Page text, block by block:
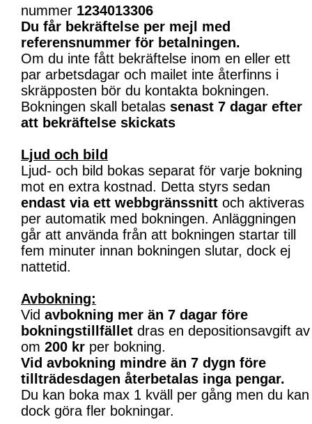
nummer 1234013306
Du får bekräftelse per mejl med
referensnummer för betalningen.
Om du inte fått bekräftelse inom en eller ett
par arbetsdagar och mailet inte återfinns i
skräpposten bör du kontakta bokningen.
Bokningen skall betalas senast 7 dagar efter
att bekräftelse skickats
Ljud och bild
Ljud- och bild bokas separat för varje bokning
mot en extra kostnad. Detta styrs sedan
endast via ett webbgränssnitt och aktiveras
per automatik med bokningen. Anläggningen
går att använda från att bokningen startar till
fem minuter innan bokningen slutar, dock ej
nattetid.
Avbokning:
Vid avbokning mer än 7 dagar före
bokningstillfället dras en depositionsavgift av
om 200 kr per bokning.
Vid avbokning mindre än 7 dygn före
tillträdesdagen återbetalas inga pengar.
Du kan boka max 1 kväll per gång men du kan
dock göra fler bokningar.